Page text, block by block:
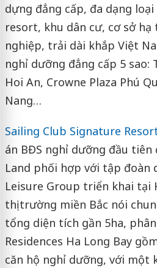
dựng đẳng cấp, đa dạng
resort, khu dân cư, cơ sở hạ
nghiệp, trải dài khắp Việt
nghỉ dưỡng đẳng cấp 5 sao:
Hoi An, Crowne Plaza Phú
Nang…
Sailing Club Signature
án BĐS nghỉ dưỡng đầu tiên
Land phối hợp với tập đoàn
Leisure Group triển khai tại
thị trường miền Bắc nói
tổng diện tích gần 5ha,
Residences Ha Long Bay
căn hộ nghỉ dưỡng, với một